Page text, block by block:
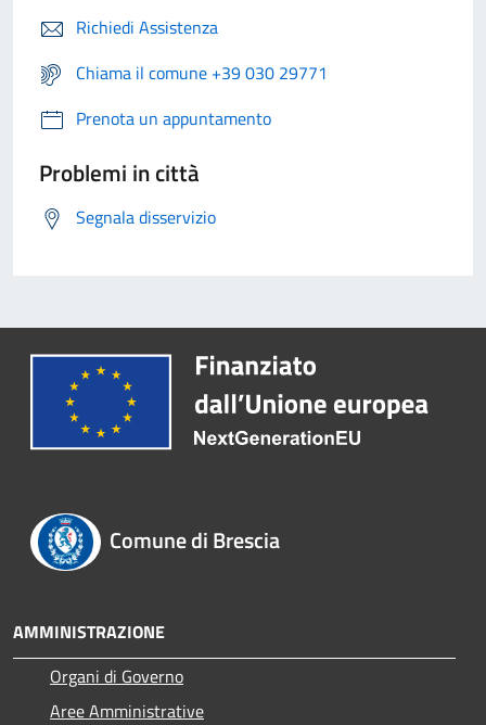
Richiedi Assistenza
Chiama il comune +39 030 29771
Prenota un appuntamento
Problemi in città
Segnala disservizio
Comune di Brescia
AMMINISTRAZIONE
Organi di Governo
Aree Amministrative